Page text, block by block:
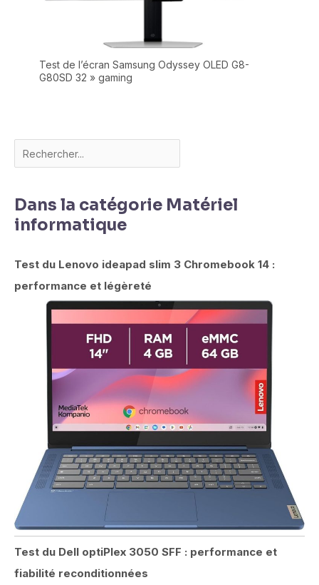
Test de l’écran Samsung Odyssey OLED G8-
G80SD 32 » gaming
Dans la catégorie Matériel
informatique
Test du Lenovo ideapad slim 3 Chromebook 14 :
performance et légèreté
Test du Dell optiPlex 3050 SFF : performance et
fiabilité reconditionnées